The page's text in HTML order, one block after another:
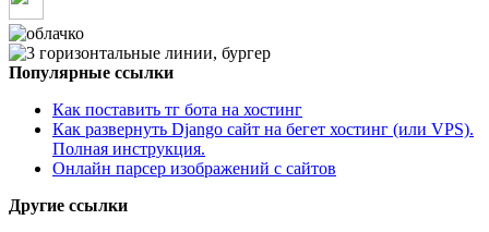
Популярные ссылки
Как поставить тг бота на хостинг
Как развернуть Django сайт на бегет хостинг (или VPS).
Полная инструкция.
Онлайн парсер изображений с сайтов
Другие ссылки